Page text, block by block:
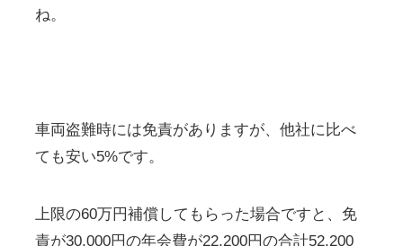
ね。
車両盗難時には免責がありますが、他社に比べ
ても安い5%です。
上限の60万円補償してもらった場合ですと、免
責が30,000円の年会費が22,200円の合計52,200